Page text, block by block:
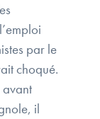
par le
choqué.
avant
il